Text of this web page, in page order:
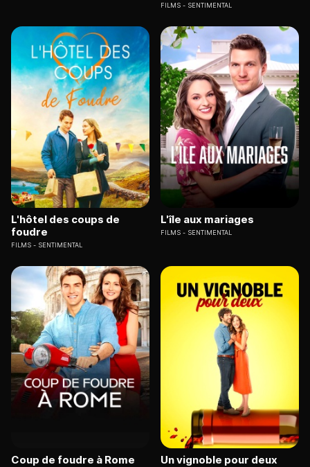
FILMS SENTIMENTAL
L'hôtel des coups de
foudre
FILMS SENTIMENTAL
L'île aux mariages
FILMS SENTIMENTAL
Coup de foudre à Rome Un vignoble pour deux